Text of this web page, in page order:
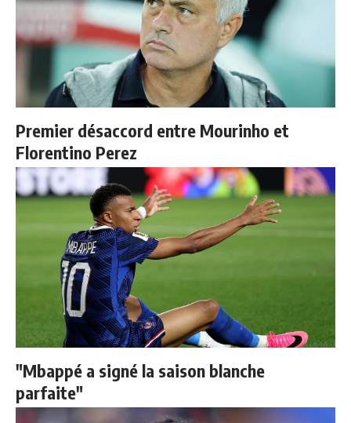
Premier désaccord entre Mourinho et
Florentino Perez
"Mbappé a signé la saison blanche
parfaite"